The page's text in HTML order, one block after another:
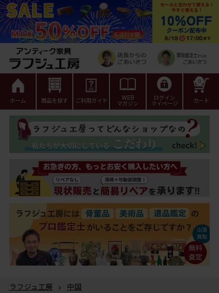
ホーム 商品を探す ご利用ガイド WEB
マガジン
ログイン
マイページ カート
0
ラフジュ工房 > 中国